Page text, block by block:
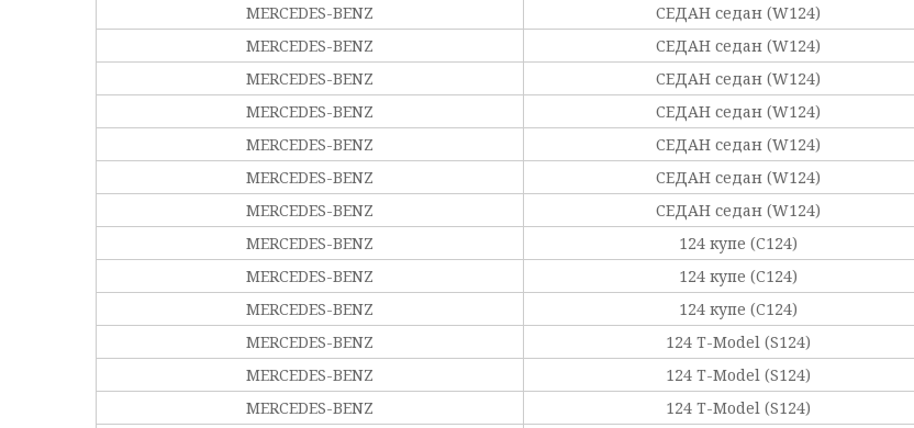
MERCEDES-BENZ
СЕДАН седан (W124)
MERCEDES-BENZ
СЕДАН седан (W124)
MERCEDES-BENZ
СЕДАН седан (W124)
MERCEDES-BENZ
СЕДАН седан (W124)
MERCEDES-BENZ
СЕДАН седан (W124)
MERCEDES-BENZ
СЕДАН седан (W124)
MERCEDES-BENZ
СЕДАН седан (W124)
MERCEDES-BENZ
124 купе (C124)
MERCEDES-BENZ
124 купе (C124)
MERCEDES-BENZ
124 купе (C124)
MERCEDES-BENZ
124 T-Model (S124)
MERCEDES-BENZ
124 T-Model (S124)
MERCEDES-BENZ
124 T-Model (S124)